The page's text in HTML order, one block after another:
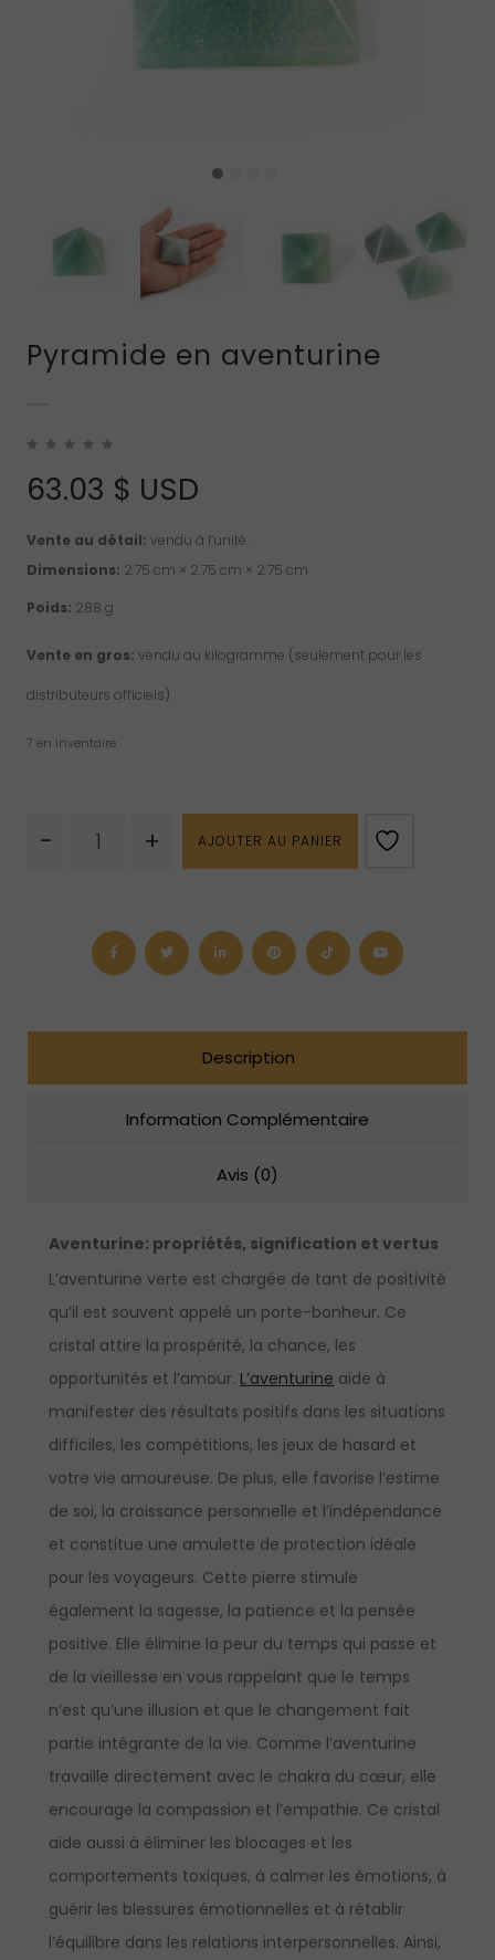
Pyramide en aventurine
63.03 $ USD
Vente au détail: vendu à l’unité.
Dimensions: 2.75 cm × 2.75 cm × 2.75 cm
Poids: 288 g
Vente en gros: vendu au kilogramme (seulement pour les
distributeurs officiels).
7 en inventaire
-
de
+ AJOUTER AU PANIER
Description
Information Complémentaire
Avis (0)
Aventurine: propriétés, signification et vertus
L’aventurine verte est chargée de tant de positivité
qu’il est souvent appelé un porte-bonheur. Ce
cristal attire la prospérité, la chance, les
opportunités et l’amour. L’aventurine aide à
manifester des résultats positifs dans les situations
difficiles, les compétitions, les jeux de hasard et
votre vie amoureuse. De plus, elle favorise l’estime
de soi, la croissance personnelle et l’indépendance
et constitue une amulette de protection idéale
pour les voyageurs. Cette pierre stimule
également la sagesse, la patience et la pensée
positive. Elle élimine la peur du temps qui passe et
de la vieillesse en vous rappelant que le temps
n’est qu’une illusion et que le changement fait
partie intégrante de la vie. Comme l’aventurine
travaille directement avec le chakra du cœur, elle
encourage la compassion et l’empathie. Ce cristal
aide aussi à éliminer les blocages et les
comportements toxiques, à calmer les émotions, à
guérir les blessures émotionnelles et à rétablir
l’équilibre dans les relations interpersonnelles. Ainsi,